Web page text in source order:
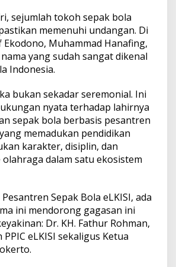
sejumlah tokoh sepak bola
memenuhi undangan. Di
Muhammad Hanafing,
yang sudah sangat dikenal
Indonesia.
bukan sekadar seremonial. Ini
nyata terhadap lahirnya
sepak bola berbasis pesantren
memadukan pendidikan
karakter, disiplin, dan
dalam satu ekosistem
Sepak Bola eLKISI, ada
ini mendorong gagasan ini
Dr. KH. Fathur Rohman,
PPIC eLKISI sekaligus Ketua